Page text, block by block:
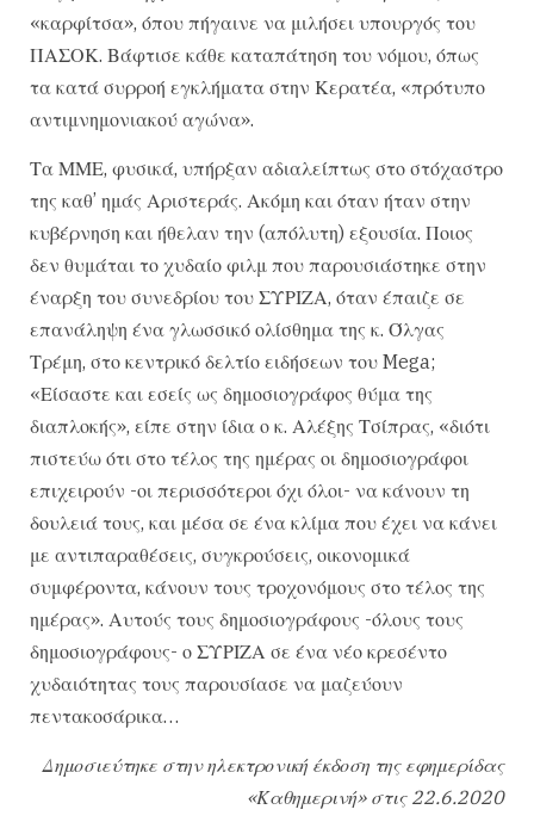
«καρφίτσα», όπου πήγαινε να μιλήσει υπουργός του
ΠΑΣΟΚ. Βάφτισε κάθε καταπάτηση του νόμου, όπως
τα κατά συρροή εγκλήματα στην Κερατέα, «πρότυπο
αντιμνημονιακού αγώνα».
Τα ΜΜΕ, φυσικά, υπήρξαν αδιαλείπτως στο στόχαστρο
της καθ’ ημάς Αριστεράς. Ακόμη και όταν ήταν στην
κυβέρνηση και ήθελαν την (απόλυτη) εξουσία. Ποιος
δεν θυμάται το χυδαίο φιλμ που παρουσιάστηκε στην
έναρξη του συνεδρίου του ΣΥΡΙΖΑ, όταν έπαιζε σε
επανάληψη ένα γλωσσικό ολίσθημα της κ. Όλγας
Τρέμη, στο κεντρικό δελτίο ειδήσεων του Mega;
«Είσαστε και εσείς ως δημοσιογράφος θύμα της
διαπλοκής», είπε στην ίδια ο κ. Αλέξης Τσίπρας, «διότι
πιστεύω ότι στο τέλος της ημέρας οι δημοσιογράφοι
επιχειρούν -οι περισσότεροι όχι όλοι- να κάνουν τη
δουλειά τους, και μέσα σε ένα κλίμα που έχει να κάνει
με αντιπαραθέσεις, συγκρούσεις, οικονομικά
συμφέροντα, κάνουν τους τροχονόμους στο τέλος της
ημέρας». Αυτούς τους δημοσιογράφους -όλους τους
δημοσιογράφους- ο ΣΥΡΙΖΑ σε ένα νέο κρεσέντο
χυδαιότητας τους παρουσίασε να μαζεύουν
πεντακοσάρικα…
Δημοσιεύτηκε στην ηλεκτρονική έκδοση της εφημερίδας
«Καθημερινή» στις 22.6.2020